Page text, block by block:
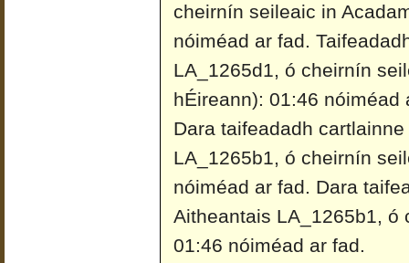
cheirnín seileaic in
nóiméad ar fad.
LA_1265d1, ó cheirnín
hÉireann): 01:46 nóiméad
Dara taifeadadh
LA_1265b1, ó cheirnín
nóiméad ar fad. Dara
Aitheantais LA_1265b1, ó
01:46 nóiméad ar fad.